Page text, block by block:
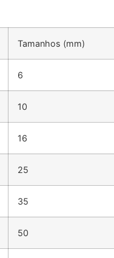
Tamanhos (mm)
6
10
16
25
35
50